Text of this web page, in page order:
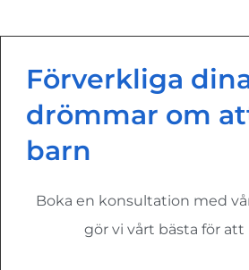
Förverkliga
drömmar om
barn
Boka en konsultation med
gör vi vårt bästa för att